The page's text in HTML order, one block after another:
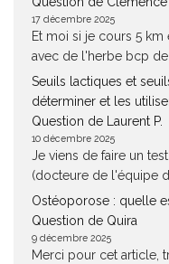
17 décembre 2025
Et moi si je cours 5 km
avec de l'herbe bcp de
Seuils lactiques et
déterminer et les
Question de Laurent P.
10 décembre 2025
Je viens de faire un
(docteure de l'équipe
Ostéoporose : quelle
Question de Quira
9 décembre 2025
Merci pour cet article,